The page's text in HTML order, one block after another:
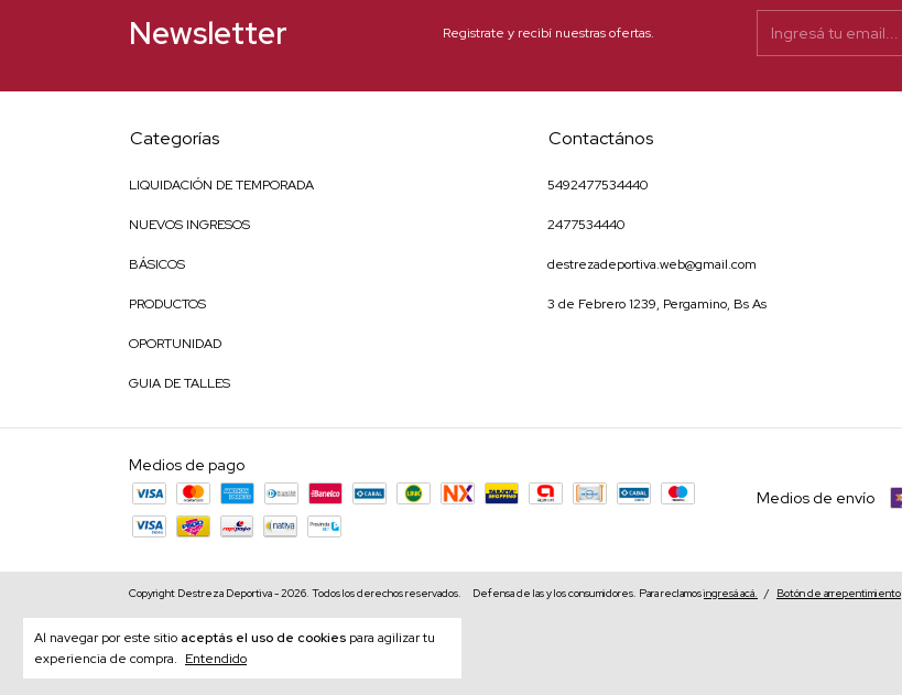
Al navegar por este sitio aceptás el uso de cookies para agilizar tu
experiencia de compra. Entendido
Newsletter Registrate y recibí nuestras ofertas.
Categorías
LIQUIDACIÓN DE TEMPORADA
NUEVOS INGRESOS
BÁSICOS
PRODUCTOS
OPORTUNIDAD
GUIA DE TALLES
Contactános
5492477534440
2477534440
destrezadeportiva.web@gmail.com
3 de Febrero 1239, Pergamino, Bs As
Medios de pago
Medios de envío
Copyright Destreza Deportiva - 2026. Todos los derechos reservados. Defensa de las y los consumidores. Para reclamosingresá acá. / Botón de arrepentimiento